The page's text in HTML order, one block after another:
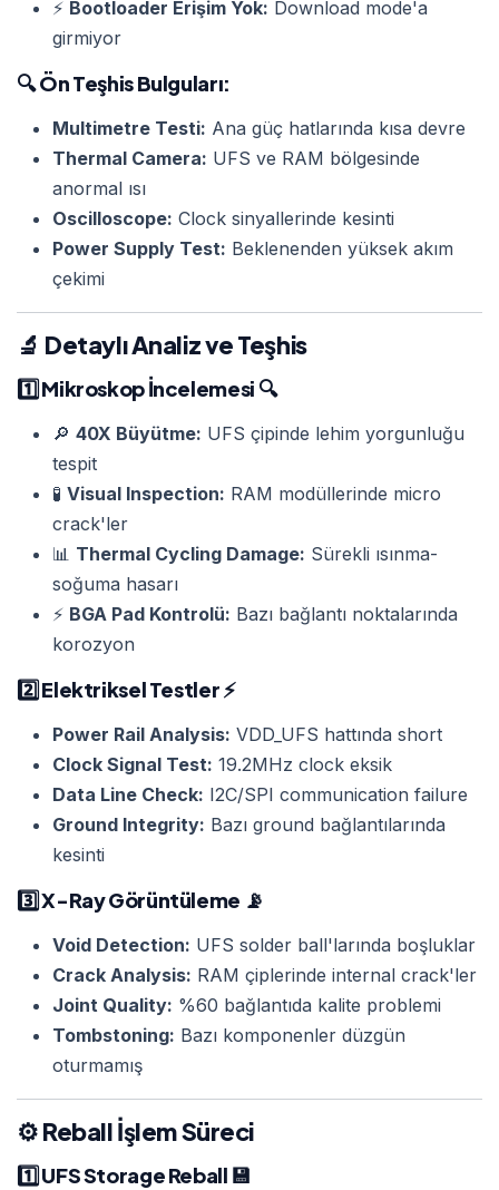
⚡ Bootloader Erişim Yok: Download mode'a
girmiyor
🔍Ön Teşhis Bulguları:
Multimetre Testi: Ana güç hatlarında kısa devre
Thermal Camera: UFS ve RAM bölgesinde
anormal ısı
Oscilloscope: Clock sinyallerinde kesinti
Power Supply Test: Beklenenden yüksek akım
çekimi
🔬 Detaylı Analiz ve Teşhis
1️⃣Mikroskop İncelemesi 🔍
🔎 40X Büyütme: UFS çipinde lehim yorgunluğu
tespit
🧪 Visual Inspection: RAM modüllerinde micro
crack'ler
📊 Thermal Cycling Damage: Sürekli ısınma-
soğuma hasarı
⚡ BGA Pad Kontrolü: Bazı bağlantı noktalarında
korozyon
2️⃣Elektriksel Testler ⚡
Power Rail Analysis: VDD_UFS hattında short
Clock Signal Test: 19.2MHz clock eksik
Data Line Check: I2C/SPI communication failure
Ground Integrity: Bazı ground bağlantılarında
kesinti
3️⃣X-Ray Görüntüleme 📡
Void Detection: UFS solder ball'larında boşluklar
Crack Analysis: RAM çiplerinde internal crack'ler
Joint Quality: %60 bağlantıda kalite problemi
Tombstoning: Bazı komponenler düzgün
oturmamış
⚙️ Reball İşlem Süreci
1️⃣UFS Storage Reball 💾